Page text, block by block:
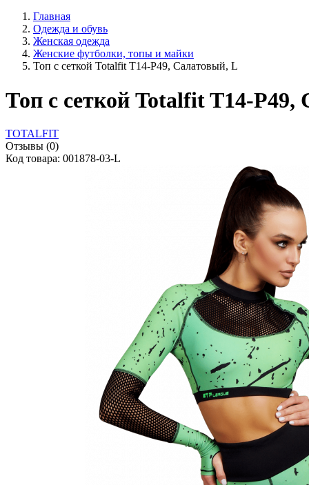
Главная
Одежда и обувь
Женская одежда
Женские футболки, топы и майки
Топ с сеткой Totalfit T14-P49, Салатовый, L
Топ с сеткой Totalfit T14-
TOTALFIT
Отзывы (0)
Код товара: 001878-03-L